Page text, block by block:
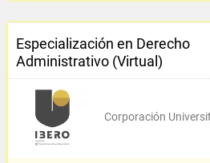
Especialización en Derecho
Administrativo (Virtual)
Corporación